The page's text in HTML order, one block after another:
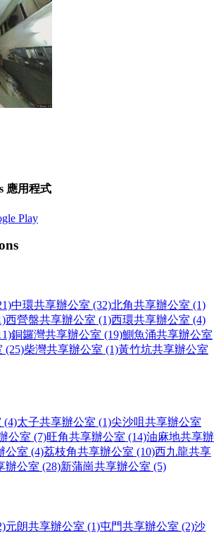
應用程式
中環共享辦公室 (32)北角共享辦公室 (1)
西營盤共享辦公室 (1)西環共享辦公室 (4)
銅鑼灣共享辦公室 (19)鰂魚涌共享辦公室
(25)柴灣共享辦公室 (1)黃竹坑共享辦公室
(4)太子共享辦公室 (1)尖沙咀共享辦公室
公室 (7)旺角共享辦公室 (14)油麻地共享辦
公室 (4)荔枝角共享辦公室 (10)西九龍共享
辦公室 (28)新蒲崗共享辦公室 (5)
元朗共享辦公室 (1)屯門共享辦公室 (2)沙